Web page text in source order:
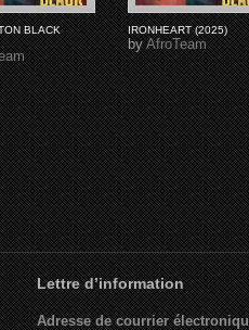
BLACK
IRONHEART (2025)
byAfroTeam
Lettre d’information
Adresse de courrier